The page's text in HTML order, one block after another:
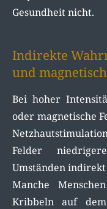
Gesundheit nicht.
Indirekte
und
Bei hoher
oder magnetische
Felder
Umständen
Manche
Kribbeln auf